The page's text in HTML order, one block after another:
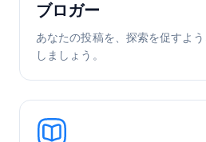
ブロガー
あなたの投稿を、探索を促すよ
しましょう。